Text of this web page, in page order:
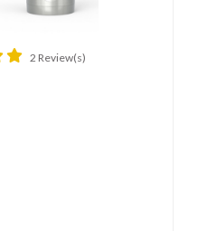
2 Review(s)